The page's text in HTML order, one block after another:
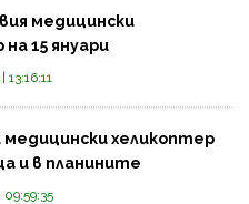
медицински
15 януари
медицински хеликоптер
и в планините
09:59:35